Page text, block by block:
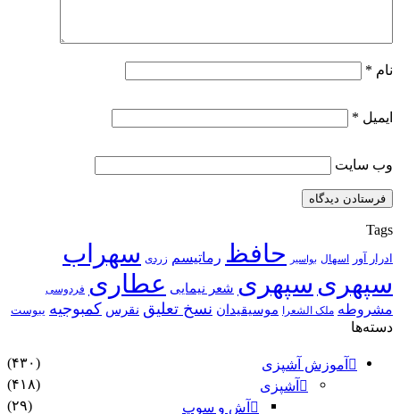
نام *
ایمیل *
وب‌ سایت
Tags
ادرار آور اسهال بواسیر حافظ رماتیسم زردی سهراب
سپهری سپهری شعر نیمایی عطاری فردوسی
مشروطه ملک الشعرا موسیقیدان نسخ تعلیق نقرس کمبوجیه یبوست
دسته‌ها
آموزش آشپزی
(۴۳۰)
آشپزی
(۴۱۸)
آش و سوپ
(۲۹)